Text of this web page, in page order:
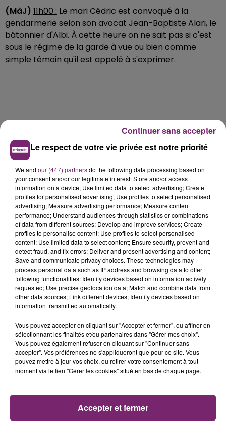
(MàJ) 11h00 : Le mari Cédric est convoqué à la
gendarmerie selon son avocat Jean-Baptiste Alari, le
bâtonnier d'Albi. À cette heure on ne sait pas si c'est
sous le régime de la garde à vue ou bien comme
simple témoin qu'il est appelé à s'exprimer.
de Frelinghien !
Le respect de votre vie privée est notre priorité
We and our (447) partnersdo the following data processing based on
your consent and/or our legitimate interest: Store and/or access
information on a device; Use limited data to select advertising; Create
profiles for personalised advertising; Use profiles to select personalised
advertising; Measure advertising performance; Measure content
performance; Understand audiences through statistics or combinations
of data from different sources; Develop and improve services; Create
profiles to personalise content; Use profiles to select personalised
content; Use limited data to select content; Ensure security, prevent and
detect fraud, and fix errors; Deliver and present advertising and content;
Save and communicate privacy choices. These technologies may
process personal data such as IP address and browsing data to offer
following functionalities: Identify devices based on information actively
requested; Use precise geolocation data; Match and combine data from
other data sources; Link different devices; Identify devices based on
information transmitted automatically.
Vous pouvez accepter en cliquant sur "Accepter et fermer", ou affiner en
sélectionnant les finalités et/ou partenaires dans "Gérer mes choix".
Vous pouvez également refuser en cliquant sur "Continuer sans
accepter". Vos préférences ne s'appliqueront que pour ce site. Vous
pouvez mettre à jour vos choix, ou retirer votre consentement à tout
moment via le lien "Gérer les cookies" situé en bas de chaque page.
Accepter et fermer
Continuer sans accepter